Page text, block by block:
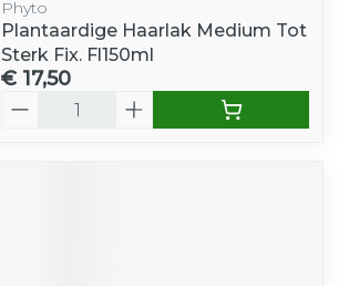
Phyto
Plantaardige Haarlak Medium Tot
Sterk Fix. Fl150ml
€ 17,50